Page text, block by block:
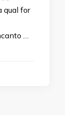
qual for
…